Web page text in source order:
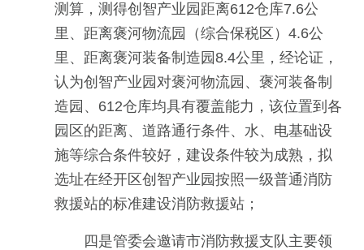
测算，测得创智产业园距离612仓库7.6公
里、距离褒河物流园（综合保税区）4.6公
里、距离褒河装备制造园8.4公里，经论证，
认为创智产业园对褒河物流园、褒河装备制
造园、612仓库均具有覆盖能力，该位置到各
园区的距离、道路通行条件、水、电基础设
施等综合条件较好，建设条件较为成熟，拟
选址在经开区创智产业园按照一级普通消防
救援站的标准建设消防救援站；
四是管委会邀请市消防救援支队主要领